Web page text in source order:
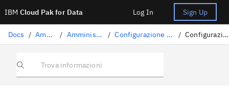
IBM Cloud Pak for Data Log In Sign Up
Docs / Amministrazione / Amministrazione su IBM Cloud / Configurazione della piattaforma per gli amministratori / Configurazione di Data Virtualization
Trova informazioni